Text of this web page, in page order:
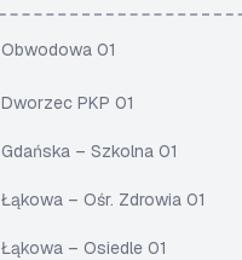
Obwodowa 01
Dworzec PKP 01
Gdańska – Szkolna 01
Łąkowa – Ośr. Zdrowia 01
Łąkowa – Osiedle 01